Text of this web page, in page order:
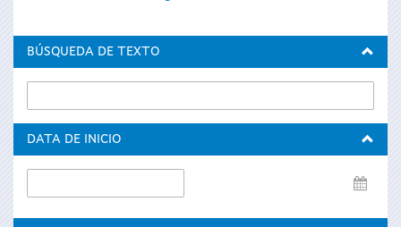
BÚSQUEDA DE TEXTO
DATA DE INICIO
de